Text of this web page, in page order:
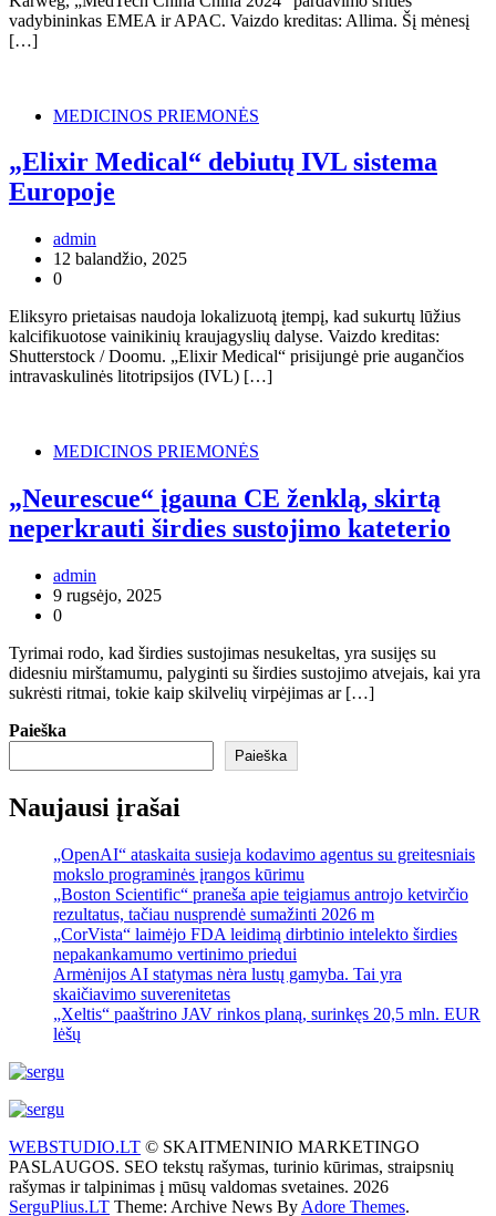
vadybininkas EMEA ir APAC. Vaizdo kreditas: Allima. Šį mėnesį
[…]
MEDICINOS PRIEMONĖS
„Elixir Medical“ debiutų IVL sistema
Europoje
admin
12 balandžio, 2025
0
Eliksyro prietaisas naudoja lokalizuotą įtempį, kad sukurtų lūžius
kalcifikuotose vainikinių kraujagyslių dalyse. Vaizdo kreditas:
Shutterstock / Doomu. „Elixir Medical“ prisijungė prie augančios
intravaskulinės litotripsijos (IVL) […]
MEDICINOS PRIEMONĖS
„Neurescue“ įgauna CE ženklą, skirtą
neperkrauti širdies sustojimo kateterio
admin
9 rugsėjo, 2025
0
Tyrimai rodo, kad širdies sustojimas nesukeltas, yra susijęs su
didesniu mirštamumu, palyginti su širdies sustojimo atvejais, kai yra
sukrėsti ritmai, tokie kaip skilvelių virpėjimas ar […]
Paieška
Paieška
Naujausi įrašai
„OpenAI“ ataskaita susieja kodavimo agentus su greitesniais
mokslo programinės įrangos kūrimu
„Boston Scientific“ praneša apie teigiamus antrojo ketvirčio
rezultatus, tačiau nusprendė sumažinti 2026 m
„CorVista“ laimėjo FDA leidimą dirbtinio intelekto širdies
nepakankamumo vertinimo priedui
Armėnijos AI statymas nėra lustų gamyba. Tai yra
skaičiavimo suverenitetas
„Xeltis“ paaštrino JAV rinkos planą, surinkęs 20,5 mln. EUR
lėšų
WEBSTUDIO.LT © SKAITMENINIO MARKETINGO
PASLAUGOS. SEO tekstų rašymas, turinio kūrimas, straipsnių
rašymas ir talpinimas į mūsų valdomas svetaines. 2026
SerguPlius.LT Theme: Archive News By Adore Themes.